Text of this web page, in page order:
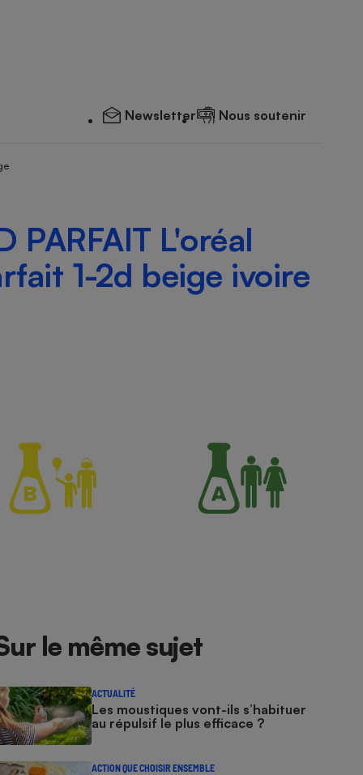
Newsletter Nous soutenir
PARFAIT L'oréal
1-2d beige ivoire
le même sujet
ACTUALITÉ
Les moustiques vont-ils s’habituer
au répulsif le plus efficace ?
ACTION QUE CHOISIR ENSEMBLE